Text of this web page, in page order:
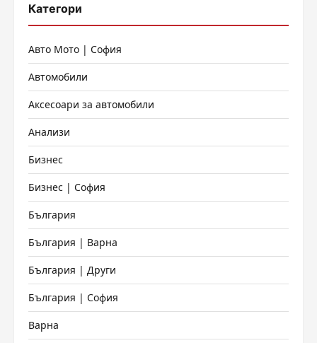
Категори
Авто Мото | София
Автомобили
Аксесоари за автомобили
Анализи
Бизнес
Бизнес | София
България
България | Варна
България | Други
България | София
Варна